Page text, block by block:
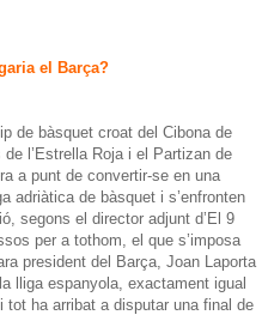
el Barça?
de bàsquet croat del Cibona de
l’Estrella Roja i el Partizan de
a punt de convertir-se en una
adriàtica de bàsquet i s’enfronten
segons el director adjunt d’El 9
per a tothom, el que s’imposa
president del Barça, Joan Laporta
lliga espanyola, exactament igual
tot ha arribat a disputar una final de